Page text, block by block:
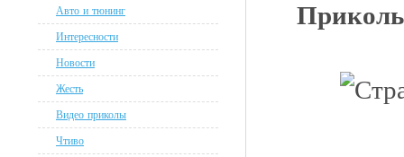
Авто и тюнинг
Интересности
Новости
Жесть
Видео приколы
Чтиво